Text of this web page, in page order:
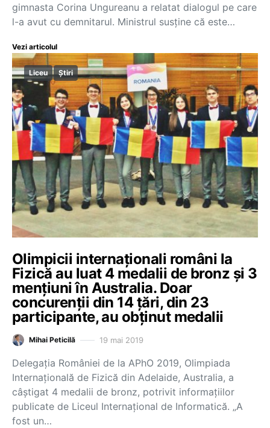
gimnasta Corina Ungureanu a relatat dialogul pe care
l-a avut cu demnitarul. Ministrul susține că este…
Vezi articolul
Liceu Știri
Olimpicii internaţionali români la
Fizică au luat 4 medalii de bronz şi 3
menţiuni în Australia. Doar
concurenţii din 14 ţări, din 23
participante, au obţinut medalii
Mihai Peticilă 19 mai 2019
Delegaţia României de la APhO 2019, Olimpiada
Internaţională de Fizică din Adelaide, Australia, a
câştigat 4 medalii de bronz, potrivit informaţiilor
publicate de Liceul Internaţional de Informatică. „A
fost un…